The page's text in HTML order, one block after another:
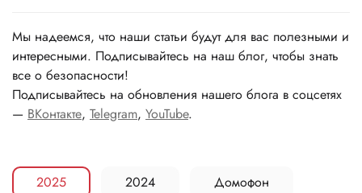
Мы надеемся, что наши статьи будут для вас полезными и
интересными. Подписывайтесь на наш блог, чтобы знать
все о безопасности!
Подписывайтесь на обновления нашего блога в соцсетях
— ВКонтакте, Telegram, YouTube.
2025 2024 Домофон